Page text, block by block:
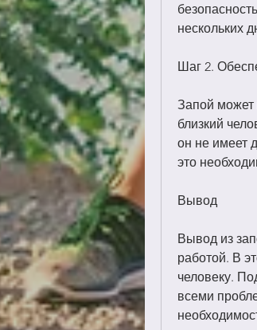
нескольких
Шаг 2.
Запой может
близкий
он не имеет
это
Вывод
Вывод из
работой. В
человеку.
всеми